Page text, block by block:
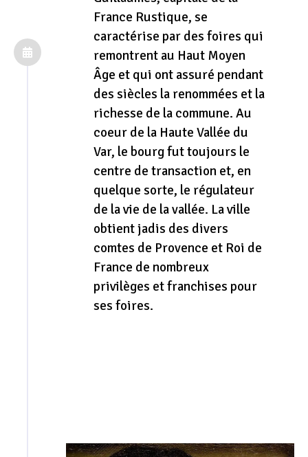
France Rustique, se
caractérise par des foires qui
remontrent au Haut Moyen
Âge et qui ont assuré pendant
des siècles la renommées et la
richesse de la commune. Au
coeur de la Haute Vallée du
Var, le bourg fut toujours le
centre de transaction et, en
quelque sorte, le régulateur
de la vie de la vallée. La ville
obtient jadis des divers
comtes de Provence et Roi de
France de nombreux
privilèges et franchises pour
ses foires.